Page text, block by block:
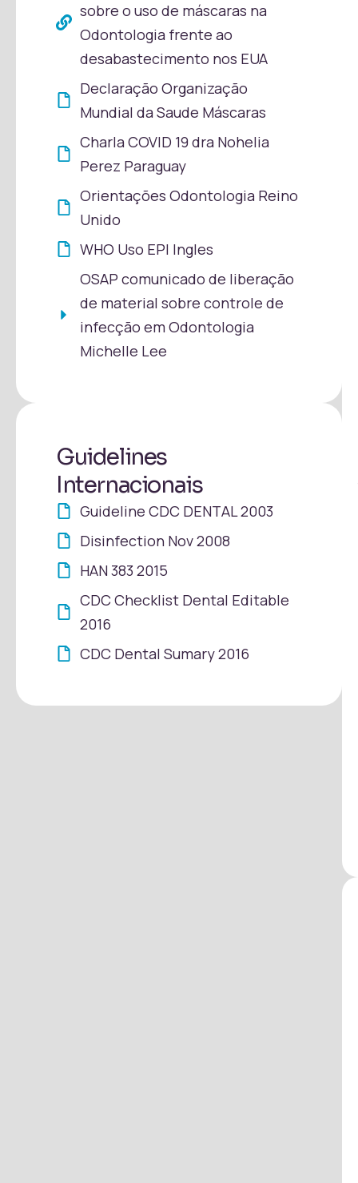
sobre o uso de máscaras na
Odontologia frente ao
desabastecimento nos EUA
Declaração Organização
Mundial da Saude Máscaras
Charla COVID 19 dra Nohelia
Perez Paraguay
Orientações Odontologia Reino
Unido
WHO Uso EPI Ingles
OSAP comunicado de liberação
de material sobre controle de
infecção em Odontologia
Michelle Lee
Guidelines
Internacionais
Guideline CDC DENTAL 2003
Disinfection Nov 2008
HAN 383 2015
CDC Checklist Dental Editable
2016
CDC Dental Sumary 2016